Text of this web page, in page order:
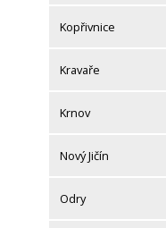
Kopřivnice
Kravaře
Krnov
Nový Jičín
Odry